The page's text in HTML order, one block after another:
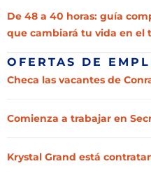
De 48 a 40 horas: guía
que cambiará tu vida en el
OFERTAS DE
Checa las vacantes de
Comienza a trabajar en
Krystal Grand está